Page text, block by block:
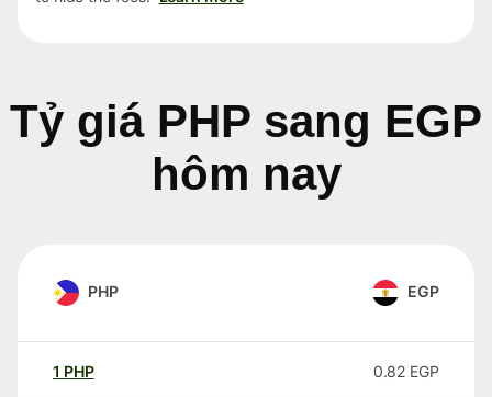
Tỷ giá PHP sang EGP
hôm nay
PHP EGP
1 PHP 0.82 EGP